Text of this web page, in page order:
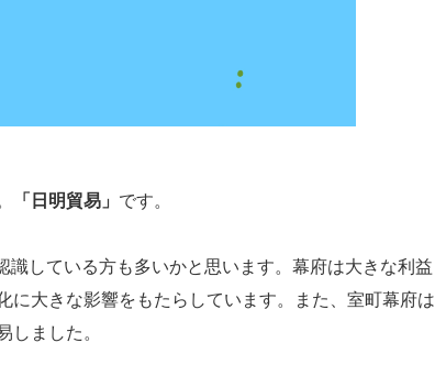
「日明貿易」 です。
識している方も多いかと思います。幕府は大きな利益
に大きな影響をもたらしています。また、室町幕府は
しました。